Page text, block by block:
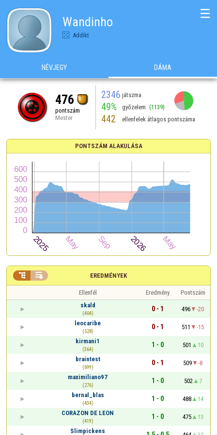
Wandinho
Addikt
☰
NÉVJEGY DÁMA
476
pontszám
Mester
2346 játszma
49% győzelem (1139)
442 ellenfelek átlagos pontszáma
PONTSZÁM ALAKULÁSA
EREDMÉNYEK
 
Ellenfél Eredmény
Pontszám
skald
(404)
0 - 1 496
-20
leocaribe
(528)
0 - 1 511
-15
kirmani1
(364)
1 - 0 501
10
braintest
(699)
0 - 1 509
-8
maximiliano97
(276)
1 - 0 502
7
bernal_blas
(434)
1 - 0 488
14
CORAZON DE LEON
(419)
1 - 0 475
13
Slimpickens